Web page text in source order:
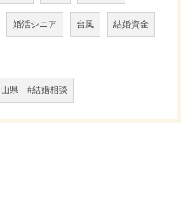
婚活シニア 台風 結婚資金
県 #結婚相談